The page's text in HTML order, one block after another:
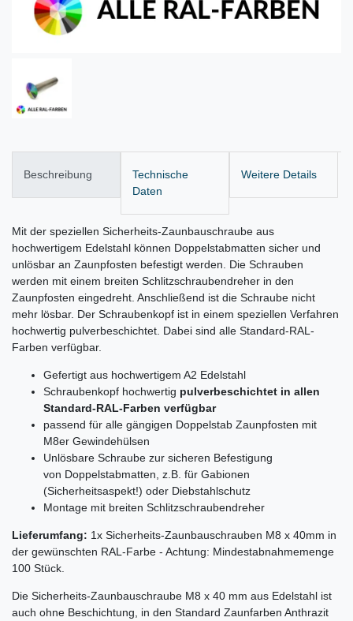
Beschreibung
Technische
Daten
Weitere Details
Mit der speziellen Sicherheits-Zaunbauschraube aus
hochwertigem Edelstahl können Doppelstabmatten sicher und
unlösbar an Zaunpfosten befestigt werden. Die Schrauben
werden mit einem breiten Schlitzschraubendreher in den
Zaunpfosten eingedreht. Anschließend ist die Schraube nicht
mehr lösbar. Der Schraubenkopf ist in einem speziellen Verfahren
hochwertig pulverbeschichtet. Dabei sind alle Standard-RAL-
Farben verfügbar.
Gefertigt aus hochwertigem A2 Edelstahl
Schraubenkopf hochwertig pulverbeschichtet in allen
Standard-RAL-Farben verfügbar
passend für alle gängigen Doppelstab Zaunpfosten mit
M8er Gewindehülsen
Unlösbare Schraube zur sicheren Befestigung
von Doppelstabmatten, z.B. für Gabionen
(Sicherheitsaspekt!) oder Diebstahlschutz
Montage mit breiten Schlitzschraubendreher
Lieferumfang: 1x Sicherheits-Zaunbauschrauben M8 x 40mm in
der gewünschten RAL-Farbe - Achtung: Mindestabnahmemenge
100 Stück.
Die Sicherheits-Zaunbauschraube M8 x 40 mm aus Edelstahl ist
auch ohne Beschichtung, in den Standard Zaunfarben Anthrazit